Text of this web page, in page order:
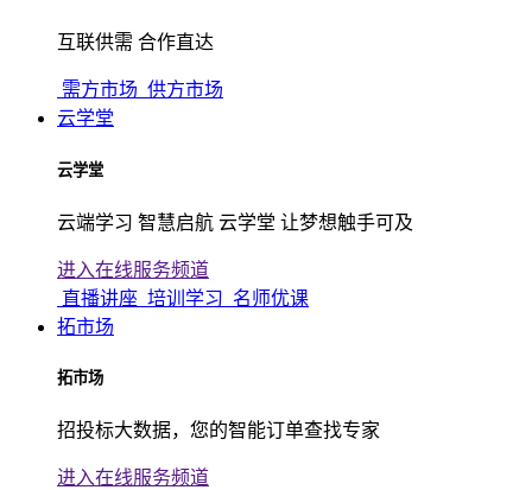
互联供需 合作直达
需方市场 供方市场
云学堂
云学堂
云端学习 智慧启航 云学堂 让梦想触手可及
进入在线服务频道
直播讲座 培训学习 名师优课
拓市场
拓市场
招投标大数据，您的智能订单查找专家
进入在线服务频道